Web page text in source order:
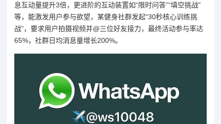
息互动量提升3倍，更进阶的互动装置如“限时问答”“填空挑战”
等，能激发用户参与欲望，某健身社群发起“30秒核心训练挑
战”，要求用户拍摄视频并@三位好友接力，最终活动参与率达
65%，社群日均消息量增长200%。